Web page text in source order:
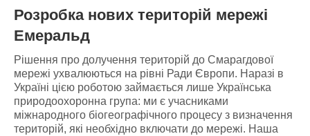
Розробка нових територій мережі
Емеральд
Рішення про долучення територій до Смарагдової
мережі ухвалюються на рівні Ради Європи. Наразі в
Україні цією роботою займається лише Українська
природоохоронна група: ми є учасниками
міжнародного біогеографічного процесу з визначення
територій, які необхідно включати до мережі. Наша